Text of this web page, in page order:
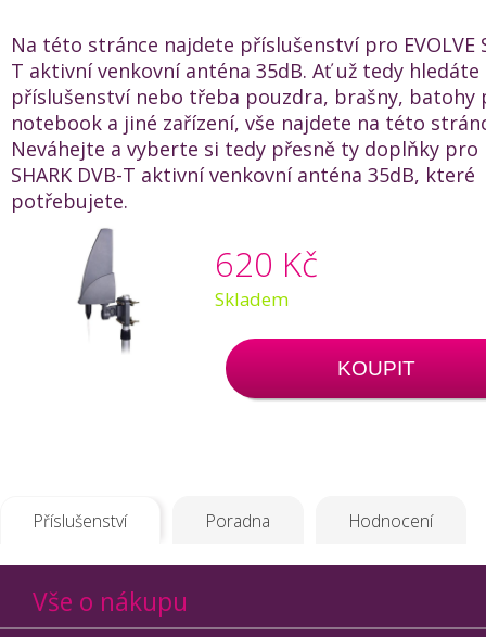
Na této stránce najdete příslušenství pro EVOLVE
T aktivní venkovní anténa 35dB. Ať už tedy
příslušenství nebo třeba pouzdra, brašny, batohy
notebook a jiné zařízení, vše najdete na této
Neváhejte a vyberte si tedy přesně ty doplňky pro
SHARK DVB-T aktivní venkovní anténa 35dB, které
potřebujete.
620 Kč
Skladem
KOUPIT
Příslušenství Poradna Hodnocení
Vše o nákupu